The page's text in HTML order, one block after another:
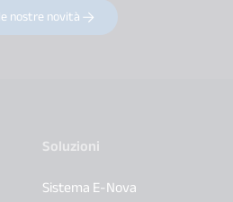
nostre novità
Soluzioni
Sistema E-Nova